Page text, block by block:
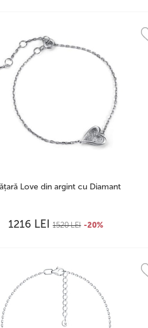
Love din argint cu Diamant
1216 LEI 1520LEI -20%